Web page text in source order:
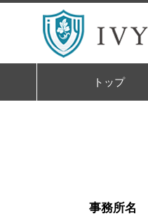
トップ
事務所名